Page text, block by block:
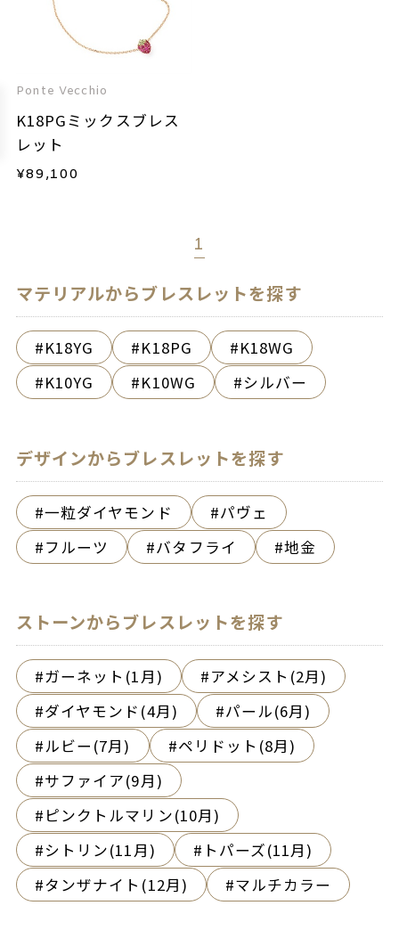
Ponte Vecchio
K18PGミックスブレス
レット
¥89,100
1
マテリアルからブレスレットを探す
K18YG K18PG
K18WG
K10YG
K10WG シルバー
デザインからブレスレットを探す
一粒ダイヤモンド
パヴェ
フルーツ
バタフライ 地金
ストーンからブレスレットを探す
ガーネット(1月)
アメシスト(2月)
ダイヤモンド(4月)
パール(6月)
ルビー(7月)
ペリドット(8月)
サファイア(9月)
ピンクトルマリン(10月)
シトリン(11月)
トパーズ(11月)
タンザナイト(12月)
マルチカラー